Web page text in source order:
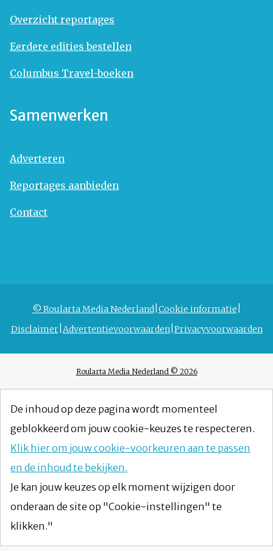
Overzicht reportages
Eerdere edities bestellen
Columbus Travel-boeken
Samenwerken
Adverteren
Reportages aanbieden
Contact
© Roularta Media Nederland Cookie informatie
Disclaimer Advertentievoorwaarden Privacyvoorwaarden
Roularta Media Nederland © 2026
De inhoud op deze pagina wordt momenteel
geblokkeerd om jouw cookie-keuzes te respecteren.
Klik hier om jouw cookie-voorkeuren aan te passen
en de inhoud te bekijken.
Je kan jouw keuzes op elk moment wijzigen door
onderaan de site op "Cookie-instellingen" te
klikken."